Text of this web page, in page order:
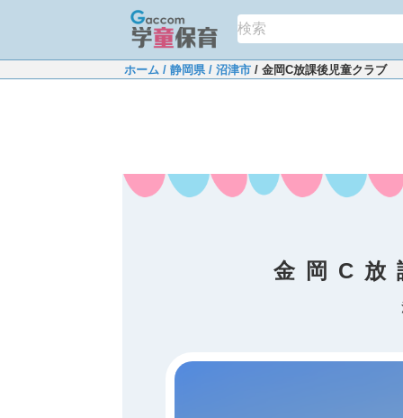
ホーム / 静岡県/ 沼津市 / 金岡C放課後児童クラブ
金岡C放